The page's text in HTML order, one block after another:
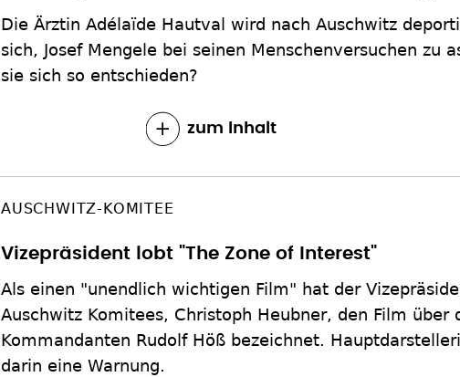
Die Ärztin Adélaïde Hautval wird nach Auschwitz
sich, Josef Mengele bei seinen Menschen­versuchen zu
sie sich so entschieden?
zum Inhalt
AUSCHWITZ-KOMITEE
Vizepräsident lobt "The Zone of Interest"
Als einen "unendlich wichtigen Film" hat der
Auschwitz Komitees, Christoph Heubner, den Film über
Kommandanten Rudolf Höß bezeichnet.
darin eine Warnung.